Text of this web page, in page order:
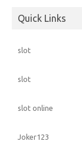
Quick Links
slot
slot
slot online
Joker123